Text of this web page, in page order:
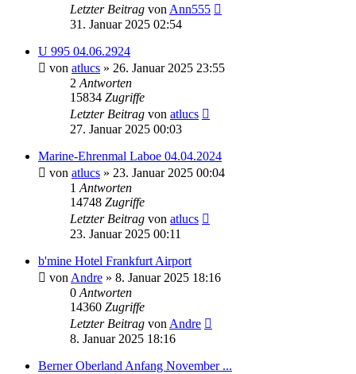
Letzter Beitrag von Ann555
31. Januar 2025 02:54
U 995 04.06.2924
von atlucs » 26. Januar 2025 23:55
2 Antworten
15834 Zugriffe
Letzter Beitrag von atlucs
27. Januar 2025 00:03
Marine-Ehrenmal Laboe 04.04.2024
von atlucs » 23. Januar 2025 00:04
1 Antworten
14748 Zugriffe
Letzter Beitrag von atlucs
23. Januar 2025 00:11
b'mine Hotel Frankfurt Airport
von Andre » 8. Januar 2025 18:16
0 Antworten
14360 Zugriffe
Letzter Beitrag von Andre
8. Januar 2025 18:16
Berner Oberland Anfang November ...